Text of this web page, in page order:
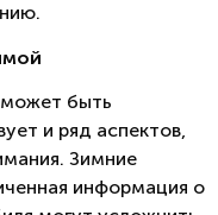
быть
и ряд аспектов,
Зимние
информация о